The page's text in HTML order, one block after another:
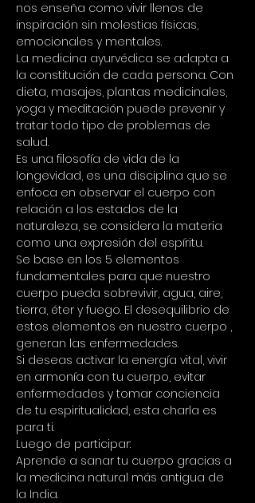
nos enseña como vivir llenos de
inspiración sin molestias físicas,
emocionales y mentales.
La medicina ayurvédica se adapta a
la constitución de cada persona. Con
dieta, masajes, plantas medicinales,
yoga y meditación puede prevenir y
tratar todo tipo de problemas de
salud.
Es una filosofía de vida de la
longevidad, es una disciplina que se
enfoca en observar el cuerpo con
relación a los estados de la
naturaleza, se considera la materia
como una expresión del espíritu.
Se base en los 5 elementos
fundamentales para que nuestro
cuerpo pueda sobrevivir, agua, aire,
tierra, éter y fuego. El desequilibrio de
estos elementos en nuestro cuerpo ,
generan las enfermedades.
Si deseas activar la energía vital, vivir
en armonía con tu cuerpo, evitar
enfermedades y tomar conciencia
de tu espiritualidad, esta charla es
para ti.
Luego de participar:
Aprende a sanar tu cuerpo gracias a
la medicina natural más antigua de
la India.